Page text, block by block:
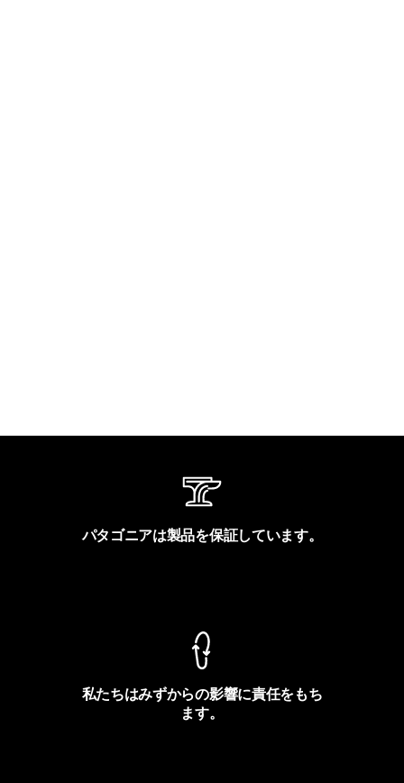
パタゴニアは製品を保証しています。
私たちはみずからの影響に責任をもち
ます。